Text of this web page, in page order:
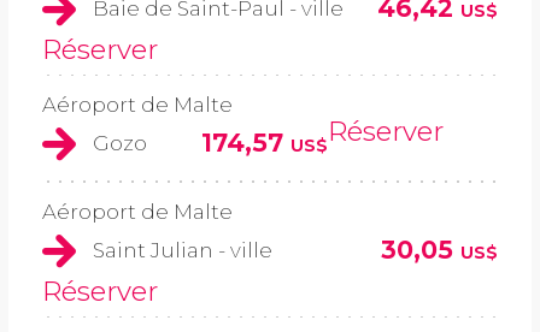
Baie de Saint-Paul - ville
46,42 US$
Réserver
Aéroport de Malte
Gozo
174,57 US$Réserver
Aéroport de Malte
Saint Julian - ville
30,05 US$
Réserver